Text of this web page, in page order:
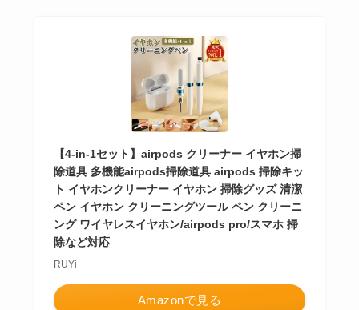
【4-in-1セット】airpods クリーナー イヤホン掃
除道具 多機能airpods掃除道具 airpods 掃除キッ
ト イヤホンクリーナー イヤホン 掃除グッズ 清潔
ペン イヤホン クリーニングツール ペン クリーニ
ング ワイヤレスイヤホン/airpods pro/スマホ 掃
除など対応
RUYi
Amazonで見る